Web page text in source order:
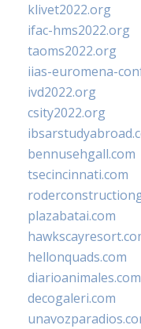
klivet2022.org
ifac-hms2022.org
taoms2022.org
iias-euromena-
ivd2022.org
csity2022.org
bennusehgall.com
tsecincinnati.com
plazabatai.com
hellonquads.com
diarioanimales.com
decogaleri.com